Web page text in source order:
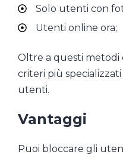
Solo utenti con
Utenti online ora;
Oltre a questi metodi
criteri più
utenti.
Vantaggi
Puoi bloccare gli